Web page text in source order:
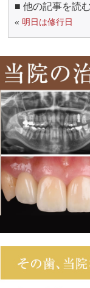
■ 他の記事を読
« 明日は修行日